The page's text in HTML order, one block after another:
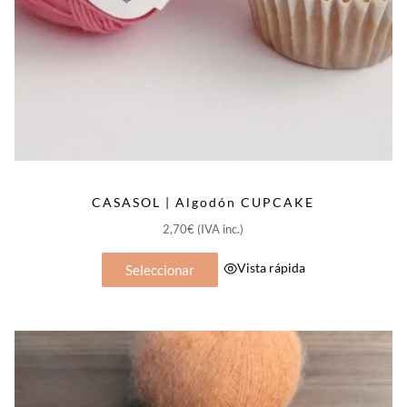
CASASOL | Algodón CUPCAKE
2,70€ (IVA inc.)
Seleccionar Vista rápidaproducto
variantes.
Las